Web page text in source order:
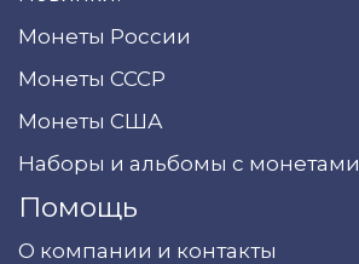
Монеты России
Монеты СССР
Монеты США
Наборы и альбомы с монетами
Помощь
О компании и контакты